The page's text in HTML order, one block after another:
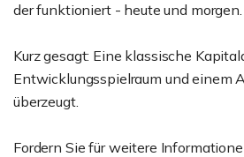
der funktioniert - heute und morgen.
Kurz gesagt: Eine klassische
Entwicklungsspielraum und einem
überzeugt.
Fordern Sie für weitere